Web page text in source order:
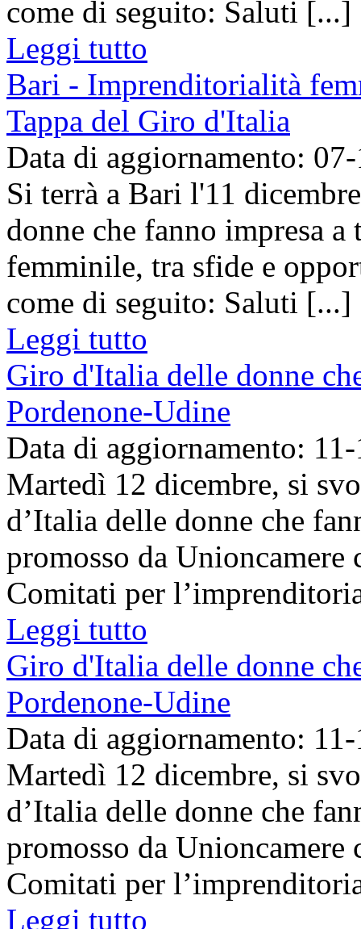
come di seguito: Saluti [...]
Leggi tutto
Bari - Imprenditorialità
Tappa del Giro d'Italia
Data di aggiornamento:
Si terrà a Bari l'11
donne che fanno impresa
femminile, tra sfide e
come di seguito: Saluti [...]
Leggi tutto
Giro d'Italia delle donne
Pordenone-Udine
Data di aggiornamento:
Martedì 12 dicembre, si
d’Italia delle donne che
promosso da
Comitati per
Leggi tutto
Giro d'Italia delle donne
Pordenone-Udine
Data di aggiornamento:
Martedì 12 dicembre, si
d’Italia delle donne che
promosso da
Comitati per
Leggi tutto